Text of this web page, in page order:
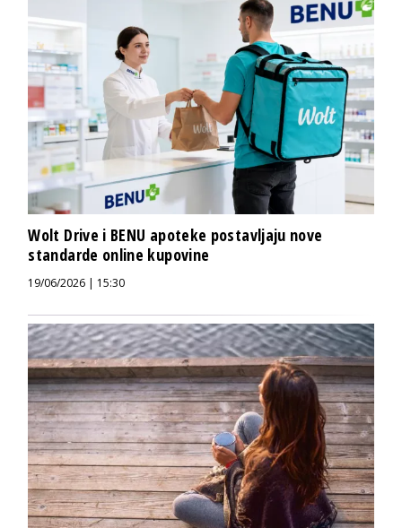
Wolt Drive i BENU apoteke postavljaju nove
standarde online kupovine
19/06/2026 | 15:30